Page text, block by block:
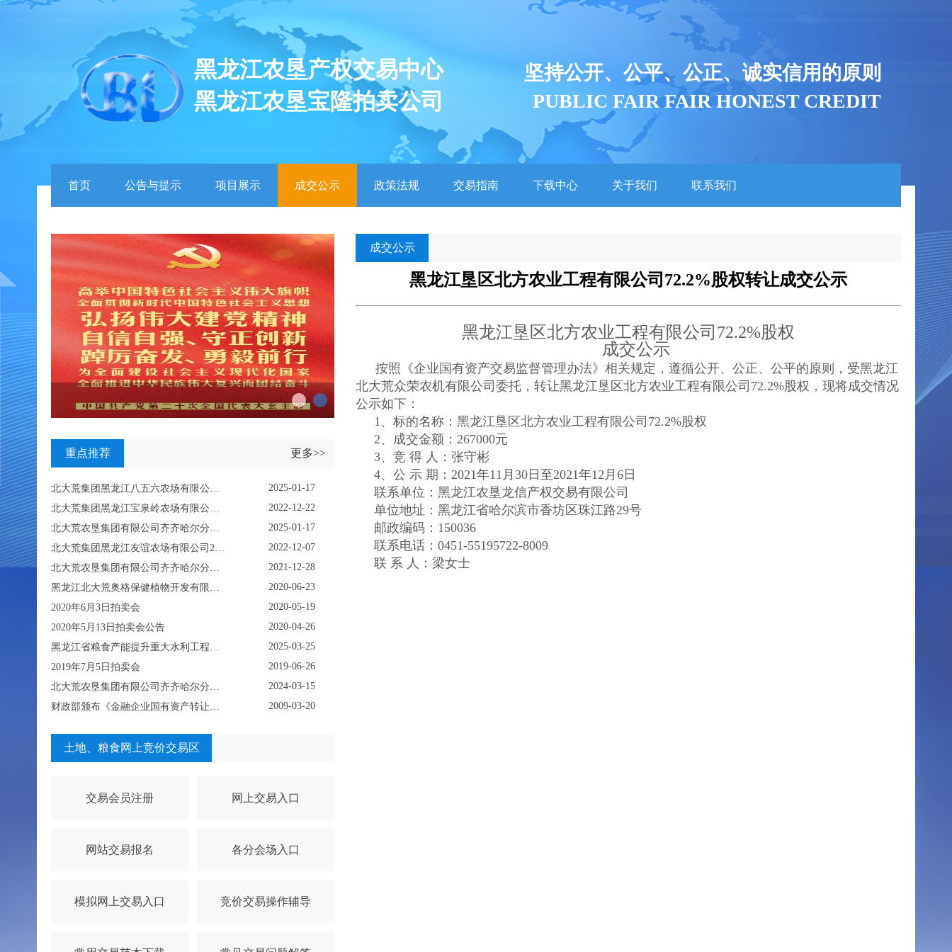
黑龙江农垦产权交易中心
黑龙江农垦宝隆拍卖公司
坚持公开、公平、公正、诚实信用的原则
PUBLIC FAIR FAIR HONEST CREDIT
首页 公告与提示 项目展示 成交公示 政策法规 交易指南 下载中心 关于我们 联系我们
重点推荐 更多>>
2025-01-17
2022-12-22
2025-01-17
2022-12-07
2021-12-28
2020-06-23
2020年6月3日拍卖会
2020-05-19
2020年5月13日拍卖会公告
2020-04-26
2025-03-25
2019年7月5日拍卖会
2019-06-26
2024-03-15
2009-03-20
土地、粮食网上竞价交易区
交易会员注册 网上交易入口
网站交易报名 各分会场入口
模拟网上交易入口 竞价交易操作辅导
成交公示
黑龙江垦区北方农业工程有限公司72.2%股权转让成交公示
黑龙江垦区北方农业工程有限公司72.2%股权
成交公示
按照《企业国有资产交易监督管理办法》相关规定，遵循公开、公正、公平的原则，受黑龙江
北大荒众荣农机有限公司委托， 转让黑龙江垦区北方农业工程有限公司72.2%股权，现将成交情况
公示如下：
1、标的名称：黑龙江垦区北方农业工程有限公司72.2%股权
2、成交金额：267000元
3、竞 得 人：张守彬
4、公 示 期：2021年11月30日至2021年12月6日
联系单位：黑龙江农垦龙信产权交易有限公司
单位地址：黑龙江省哈尔滨市香坊区珠江路29号
邮政编码：150036
联系电话：0451-55195722-8009
联 系 人：梁女士